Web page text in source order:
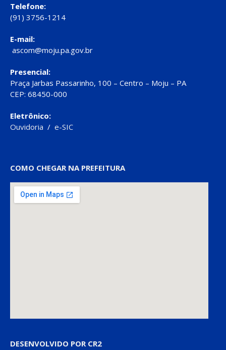
Telefone:
(91) 3756-1214
E-mail:
ascom@moju.pa.gov.br
Presencial:
Praça Jarbas Passarinho, 100 – Centro – Moju – PA
CEP: 68450-000
Eletrônico:
Ouvidoria / e-SIC
COMO CHEGAR NA PREFEITURA
DESENVOLVIDO POR CR2